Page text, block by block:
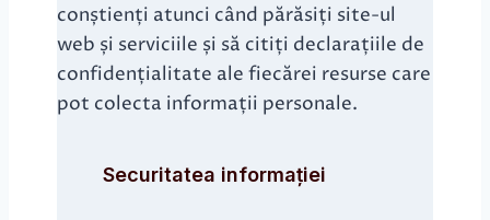
conștienți atunci când părăsiți site-ul
web și serviciile și să citiți declarațiile de
confidențialitate ale fiecărei resurse care
pot colecta informații personale.
Securitatea informației